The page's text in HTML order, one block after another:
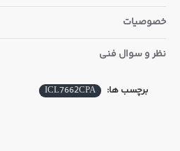
خصوصیات
نظر و سوال فنی
برچسب ها: ICL7662CPA